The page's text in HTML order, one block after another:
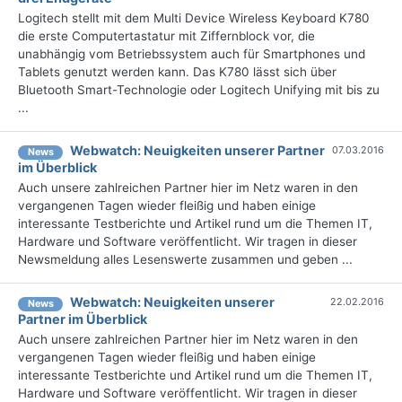
Logitech stellt mit dem Multi Device Wireless Keyboard K780
die erste Computertastatur mit Ziffernblock vor, die
unabhängig vom Betriebssystem auch für Smartphones und
Tablets genutzt werden kann. Das K780 lässt sich über
Bluetooth Smart-Technologie oder Logitech Unifying mit bis zu
...
News
Webwatch: Neuigkeiten unserer Partner
im Überblick
07.03.2016
Auch unsere zahlreichen Partner hier im Netz waren in den
vergangenen Tagen wieder fleißig und haben einige
interessante Testberichte und Artikel rund um die Themen IT,
Hardware und Software veröffentlicht. Wir tragen in dieser
Newsmeldung alles Lesenswerte zusammen und geben ...
News
Webwatch: Neuigkeiten unserer
Partner im Überblick
22.02.2016
Auch unsere zahlreichen Partner hier im Netz waren in den
vergangenen Tagen wieder fleißig und haben einige
interessante Testberichte und Artikel rund um die Themen IT,
Hardware und Software veröffentlicht. Wir tragen in dieser